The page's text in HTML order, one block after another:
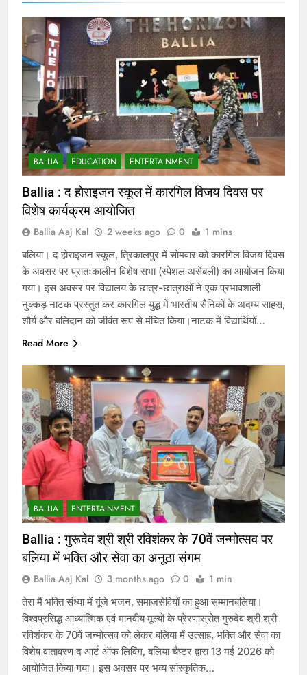
BALLIA EDUCATION ENTERTAINMENT
Ballia : द होराइजन स्कूल में कारगिल विजय दिवस पर
विशेष कार्यक्रम आयोजित
Ballia Aaj Kal 2 weeks ago 0 1 mins
बलिया। द होराइजन स्कूल, त्रिकालपुर में सोमवार को कारगिल विजय दिवस
के अवसर पर प्रातःकालीन विशेष सभा (स्पेशल असेंबली) का आयोजन किया
गया। इस अवसर पर विद्यालय के छात्र-छात्राओं ने एक प्रभावशाली
नुक्कड़ नाटक प्रस्तुत कर कारगिल युद्ध में भारतीय सैनिकों के अदम्य साहस,
शौर्य और बलिदान को जीवंत रूप से मंचित किया।नाटक में विद्यार्थियों…
Read More
BALLIA ENTERTAINMENT
Ballia : गुरूदेव श्री श्री रविशंकर के 70वें जन्मोत्सव पर
बलिया में भक्ति और सेवा का अनूठा संगम
Ballia Aaj Kal 3 months ago 0 1 min
तेरा मैं भक्ति संध्या में गूंजे भजन, समाजसेवियों का हुआ सम्मानबलिया।
विश्वप्रसिद्ध आध्यात्मिक एवं मानवीय मूल्यों के प्रेरणास्रोत गुरुदेव श्री श्री
रविशंकर के 70वें जन्मोत्सव को लेकर बलिया में उत्साह, भक्ति और सेवा का
विशेष वातावरण द आर्ट ऑफ लिविंग, बलिया चैप्टर द्वारा 13 मई 2026 को
आयोजित किया गया। इस अवसर पर भव्य सांस्कृतिक…